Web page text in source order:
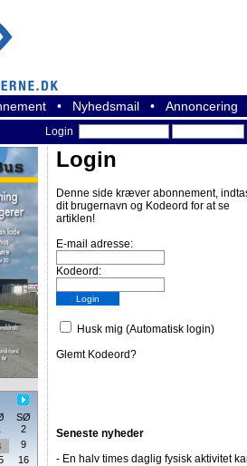
• Nyhedsmail • Annoncering
Login
SØ
2
9
16
Login
Denne side kræver abonnement,
dit brugernavn og Kodeord for at se
artiklen!
E-mail adresse:
Kodeord:
Husk mig (Automatisk login)
Glemt Kodeord?
Seneste nyheder
- En halv times daglig fysisk aktivitet